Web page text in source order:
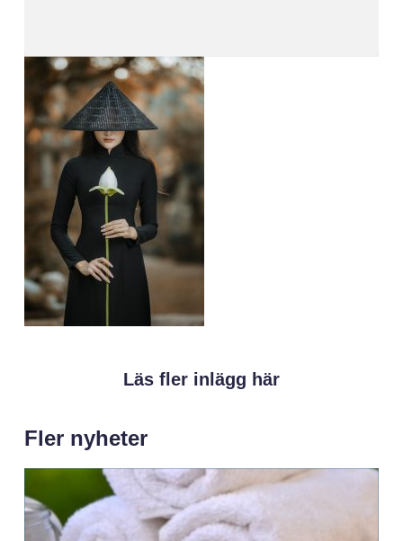
Läs fler inlägg här
Fler nyheter